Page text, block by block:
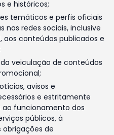
e históricos;
temáticos e perfis oficiais
nas redes sociais, inclusive
aos conteúdos publicados e
veiculação de conteúdos
avisos e
e estritamente
ao funcionamento dos
públicos, à
de